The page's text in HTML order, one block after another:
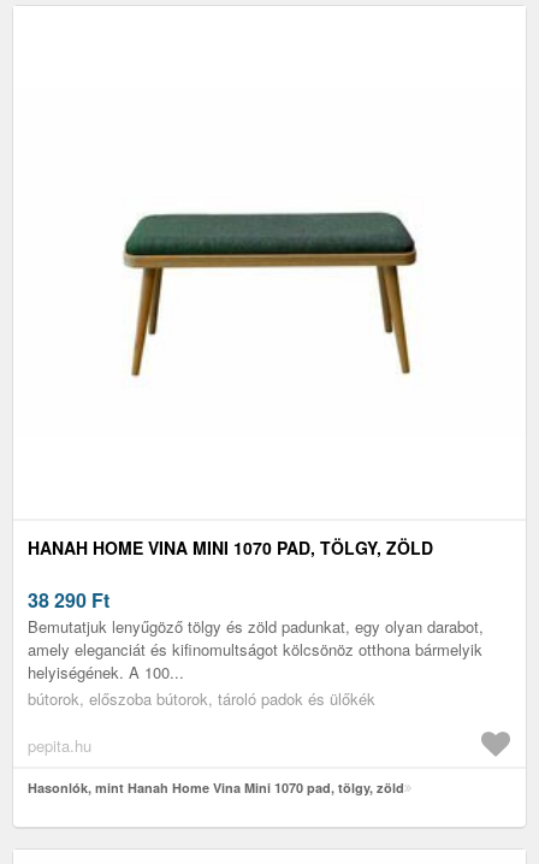
HANAH HOME VINA MINI 1070 PAD, TÖLGY, ZÖLD
38 290 Ft
Bemutatjuk lenyűgöző tölgy és zöld padunkat, egy olyan darabot,
amely eleganciát és kifinomultságot kölcsönöz otthona bármelyik
helyiségének. A 100...
bútorok, előszoba bútorok, tároló padok és ülőkék
pepita.hu
Hasonlók, mint Hanah Home Vina Mini 1070 pad, tölgy, zöld